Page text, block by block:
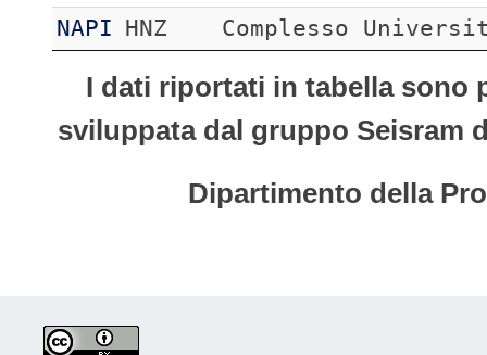
NAPI
HNZ Complesso
I dati riportati in tabella sono
sviluppata dal gruppo Seisram
Dipartimento della